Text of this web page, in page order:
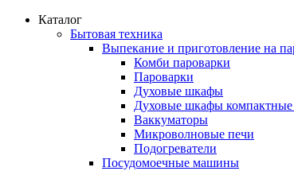
Каталог
Бытовая техника
Выпекание и приготовление на
Комби пароварки
Пароварки
Духовые шкафы
Духовые шкафы
Ваккуматоры
Микроволновые печи
Подогреватели
Посудомоечные машины